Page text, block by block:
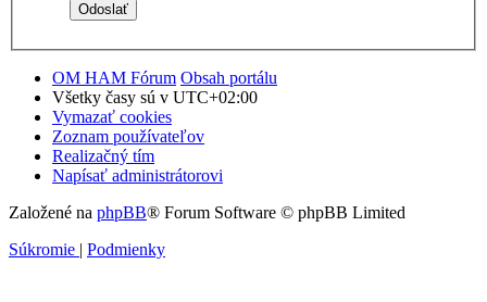
OM HAM Fórum Obsah portálu
Všetky časy sú v UTC+02:00
Vymazať cookies
Zoznam používateľov
Realizačný tím
Napísať administrátorovi
Založené na phpBB® Forum Software © phpBB Limited
Súkromie | Podmienky